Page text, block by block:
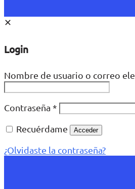
✕
Login
Nombre de usuario o correo
Contraseña *
Recuérdame
Acceder
¿Olvidaste la contraseña?